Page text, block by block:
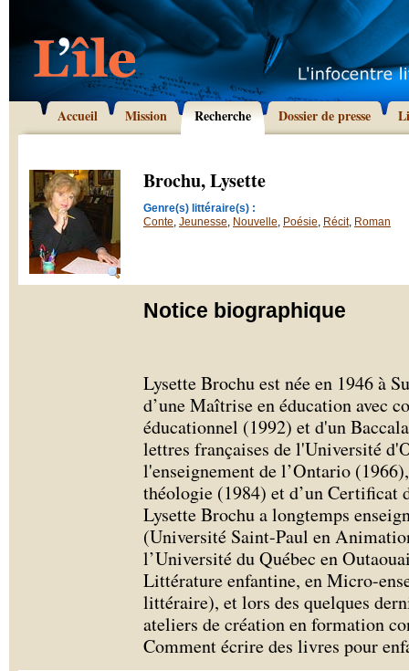
Accueil Mission Recherche Dossier de presse
Brochu, Lysette
Genre(s) littéraire(s) :
Conte, Jeunesse, Nouvelle, Poésie, Récit, Roman
Notice biographique
Lysette Brochu est née en 1946 à
d’une Maîtrise en éducation avec
éducationnel (1992) et d'un
lettres françaises de l'Université
l'enseignement de l’Ontario
théologie (1984) et d’un Certificat
Lysette Brochu a longtemps
(Université Saint-Paul en
l’Université du Québec en
Littérature enfantine, en Micro-
littéraire), et lors des quelques
ateliers de création en formation
Comment écrire des livres pour